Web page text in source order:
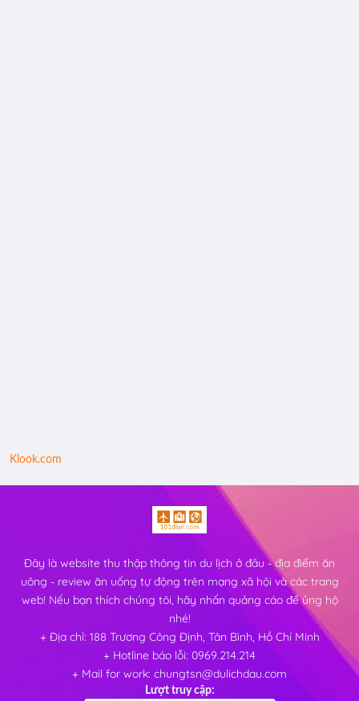
Klook.com
Đây là website thu thập thông tin du lịch ở đâu - địa điểm ăn
uông - review ăn uống tự động trên mạng xã hội và các trang
web! Nếu bạn thích chúng tôi, hãy nhấn quảng cáo để ủng hộ
nhé!
+ Địa chỉ: 188 Trương Công Định, Tân Bình, Hồ Chí Minh
+ Hotline báo lỗi: 0969.214.214
+ Mail for work: chungtsn@dulichdau.com
Lượt truy cập: